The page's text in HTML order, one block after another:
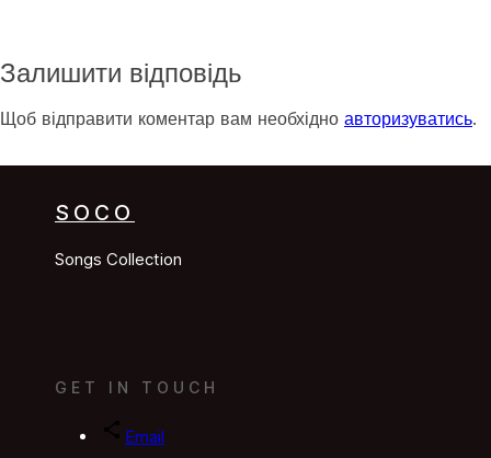
Залишити відповідь
Щоб відправити коментар вам необхідно авторизуватись.
SOCO
Songs Collection
GET IN TOUCH
Email